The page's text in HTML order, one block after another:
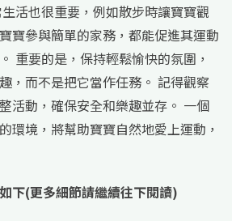
活也很重要，例如散步時讓寶寶觀
寶參與簡單的家務，都能促進其運動
重要的是，保持輕鬆愉快的氛圍，
，而不是把它當作任務。 記得觀察
活動，確保安全和樂趣並存。 一個
環境，將幫助寶寶自然地愛上運動，
下(更多細節請繼續往下閱讀)